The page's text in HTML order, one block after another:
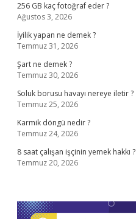
256 GB kaç fotoğraf eder ?
Ağustos 3, 2026
İyilik yapan ne demek ?
Temmuz 31, 2026
Şart ne demek ?
Temmuz 30, 2026
Soluk borusu havayı nereye iletir ?
Temmuz 25, 2026
Karmik döngü nedir ?
Temmuz 24, 2026
8 saat çalışan işçinin yemek hakkı ?
Temmuz 20, 2026